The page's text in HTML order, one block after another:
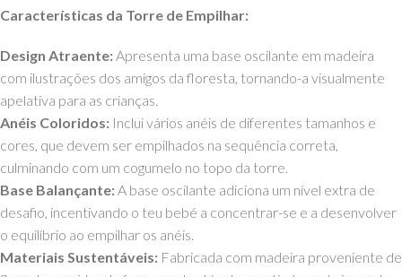
Características da Torre de Empilhar:
Design Atraente:Apresenta uma base oscilante em madeira
com ilustrações dos amigos da floresta, tornando-a visualmente
apelativa para as crianças.
Anéis Coloridos: Inclui vários anéis de diferentes tamanhos e
cores, que devem ser empilhados na sequência correta,
culminando com um cogumelo no topo da torre.
Base Balançante:A base oscilante adiciona um nível extra de
desafio, incentivando o teu bebé a concentrar-se e a desenvolver
o equilíbrio ao empilhar os anéis.
Materiais Sustentáveis: Fabricada com madeira proveniente de